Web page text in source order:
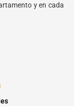
y en cada